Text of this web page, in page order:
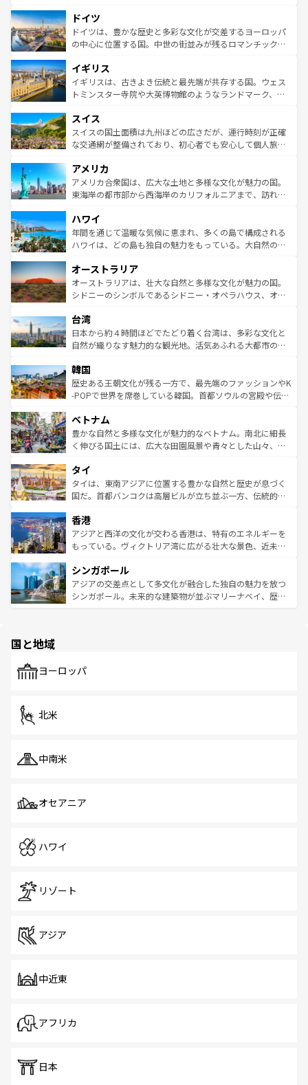
せる。地方によって風土や気候が異なるスペインはその個
性で訪れる人を魅了する。 なお、新着のスペイン情報は コ
ンテンツ一覧を参照してほしい。
で、幅広い魅力が詰まっている。華麗な宮殿、歴史的な大
聖堂、美しいビーチ、そして豊かな自然が、訪れる者を心
から魅了する。また、フランスは美食の国としても知ら
いる。シャンパンの発祥地であるランス、プロヴァンスの
香り高いラベンダー畑など、多彩な楽しみ方が可能だ。さ
らに、パリ以外の地域にも魅力が溢れており、どの街角に
れる地方に足を運ぶとそれぞれで全く異なる文化を体験で
きるだろう。 なお、新着のフランス情報はコンテンツ一覧
を参照してほしい。
ドイツ
ドイツは、豊かな歴史と多彩な文化が交差するヨーロッパ
の中心に位置する国。中世の街並みが残るロマンチック街
顔を持つこの国は、どこを歩いても飽きることがない。ベ
ルリンの文化的活気、バイエルン州のアルプスの絶景、そ
してライン川沿いのワイン畑といった風景は必見。ビール
は、お酒好きな人にはぜひ体験してほしい。 なお、新着の
ドイツ情報はコンテンツ一覧を参照してほしい。
イギリス
イギリスは、古きよき伝統と最先端が共存する国。ウェス
トミンスター寺院や大英博物館のようなランドマーク、歴
リアごとに異なる魅力がある。また、優雅なアフタヌーン
ティー、ビール好きにはたまらない英国パブ、サッカー観
戦など、本場だからこそできる体験も豊富。イギリスを旅
ンツ一覧を参照してほしい。
スイス
スイスの国土面積は九州ほどの広さだが、運行時刻が正確
な交通網が整備されており、初心者でも安心して個人旅行
の建物がそのまま残る町や、スイスならではのユニークな
博物館もあり、アルプス観光だけでなく町歩きも満喫する
ことができる。国民の所得が高いため物価も高いが、旅行
ば市内交通費無料で観光を楽しむこともできる。 なお、新
着のスイス情報はコンテンツ一覧 を参照してほしい。
アメリカ
アメリカ合衆国は、広大な土地と多様な文化が魅力の国。
東海岸の都市部から西海岸のカリフォルニアまで、訪れる
のような巨大都市は、観光、ショッピング、エンターテイ
ンメントが詰まった刺激的なスポットだ。一方、アメリカ
西部には大自然が広がり、グランドキャニオンやイエロー
部のニューオーリンズでは、音楽と美食が融合した独特の
文化が魅力。旅行者はアメリカの各地域で異なる魅力を楽
しみながら、その多様性と豊かな歴史を感じることができ
ならではの贅沢な旅のスタイルだ。 なお、新着のアメリカ
情報はコンテンツ一覧を参照してほしい。
ハワイ
年間を通じて温暖な気候に恵まれ、多くの島で構成される
ハワイは、どの島も独自の魅力をもっている。大自然の神
ワイ島は見逃せない。また、定番の観光地といえばオアフ
島だが、静かな自然を求めるならマウイ島やカウアイ島が
おすすめ。エメラルドグリーンに輝く海をはじめ、豊かな
れるおもてなしの心で訪れる人々を迎えてくれるハワイの
人々、おいしいローカルフードやハワイアンミュージッ
ク、伝統的なフラダンスなど、すべてがハワイの魅力を彩
ワイを、存分に味わってほしい。 なお、新着のハワイ情報
はコンテンツ一覧を参照してほしい。
オーストラリア
オーストラリアは、壮大な自然と多様な文化が魅力の国。
シドニーのシンボルであるシドニー・オペラハウス、オー
リアリーフや大陸中央部にそびえるウルル（エアーズロッ
ク）、タスマニアの美しい原生林やケアンズの熱帯雨林な
ど、見どころがたくさん。また、カフェやワイン、オージ
いる。アクティビティも充実しており、サーフィンやダイ
ビング、ハイキングなど、アウトドア好きにはたまらな
い。オーストラリアの多彩な魅力を存分に味わいつくそ
参照してほしい。
台湾
日本から約４時間ほどでたどり着く台湾は、多彩な文化と
自然が織りなす魅力的な観光地。活気あふれる大都市の台
ン）、静ひつな山岳地帯である台湾東部など、都市の喧騒
と山間の静けさが共存しており、訪れる人に新しい発見と
驚きをもたらしてくれる。また、奥深い台湾の食文化も魅
容にもいいと評判のスイーツなど、バラエティ豊かな料理
が味わえる。 なお、新着の台湾情報は コンテンツ一覧を参
照してほしい。
韓国
歴史ある王朝文化が残る一方で、最先端のファッションやK
-POPで世界を席巻している韓国。首都ソウルの宮殿や伝統
き、地方に足を延ばせば四季折々の自然美を楽しむことが
できる。そして、キムチや焼肉、絶品のストリートフード
まで、さまざまな韓国料理が待っている。夜には、韓国な
リティに包まれながら、韓国の多彩な魅力を心ゆくまで味
わってみてほしい。 なお、新着の韓国情報はコンテンツ一
覧を参照してほしい。
ベトナム
豊かな自然と多様な文化が魅力的なベトナム。南北に細長
く伸びる国土には、広大な田園風景や青々とした山々、世
急速な発展と共に伝統が息づく。ハノイの古い町並みやホ
ーチミン市のフランス統治時代の建物も、独特の雰囲気を
醸し出している。また、バラエティの豊かさとおいしさで
とつ。フォーやバインミー、ベトナムコーヒーなどは、ぜ
ひ現地で味わいたい。どの地域を訪れてもあたたかい人々
が旅行者を迎えてくれるので、きっと忘れられない旅にな
参照してほしい。
タイ
タイは、東南アジアに位置する豊かな自然と歴史が息づく
国だ。首都バンコクは高層ビルが立ち並ぶ一方、伝統的な
の活気が交差している。北部ではチェンマイなどの山岳地
帯で自然と触れ合い、南部ではプーケットやクラビの美し
いビーチでリゾート気分を楽しむことができる。タイ料理
激する。気候は一年中温暖で、どの季節にも異なる楽しみ
が待っている。親しみやすいタイの人々、仏教を中心とし
た文化、そして多様な観光資源が、訪れる旅人を魅了し続
香港
アジアと西洋の文化が交わる香港は、特有のエネルギーを
もっている。ヴィクトリア湾に広がる壮大な景色、近未来
み、どこを訪れても感動するはず。観光スポットが密集し
ており、効率よく見どころを回れるのも魅力。息をのむよ
うな絶景から文化的な体験まで、香港を存分に楽しみ尽く
シンガポール
アジアの交差点として多文化が融合した独自の魅力を放つ
シンガポール。未来的な建築物が並ぶマリーナベイ、歴史
で、ホーカーズは地元の風情を楽しめる外せないスポット
国と地域
ヨーロッパ
北米
中南米
オセアニア
ハワイ
リゾート
アジア
中近東
アフリカ
日本